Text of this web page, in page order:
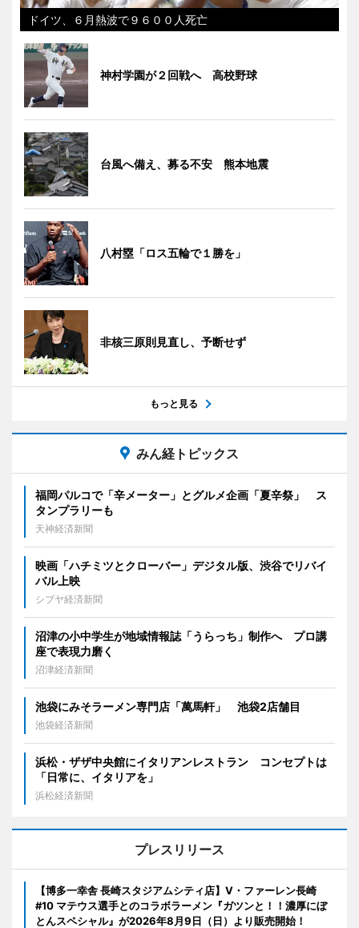
ドイツ、６月熱波で９６００人死亡
神村学園が２回戦へ 高校野球
台風へ備え、募る不安 熊本地震
八村塁「ロス五輪で１勝を」
非核三原則見直し、予断せず
もっと見る
みん経トピックス
福岡パルコで「辛メーター」とグルメ企画「夏辛祭」 ス
タンプラリーも
天神経済新聞
映画「ハチミツとクローバー」デジタル版、渋谷でリバイ
バル上映
シブヤ経済新聞
沼津の小中学生が地域情報誌「うらっち」制作へ プロ講
座で表現力磨く
沼津経済新聞
池袋にみそラーメン専門店「萬馬軒」 池袋2店舗目
池袋経済新聞
浜松・ザザ中央館にイタリアンレストラン コンセプトは
「日常に、イタリアを」
浜松経済新聞
プレスリリース
【博多一幸舎 長崎スタジアムシティ店】V・ファーレン長崎
#10 マテウス選手とのコラボラーメン『ガツンと！！濃厚にぼ
とんスペシャル』が2026年8月9日（日）より販売開始！